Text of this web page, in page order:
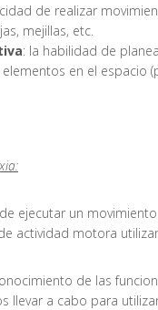
de realizar
mejillas, etc.
: la habilidad de
en el espacio
ejecutar un
actividad motora
de las
llevar a cabo para